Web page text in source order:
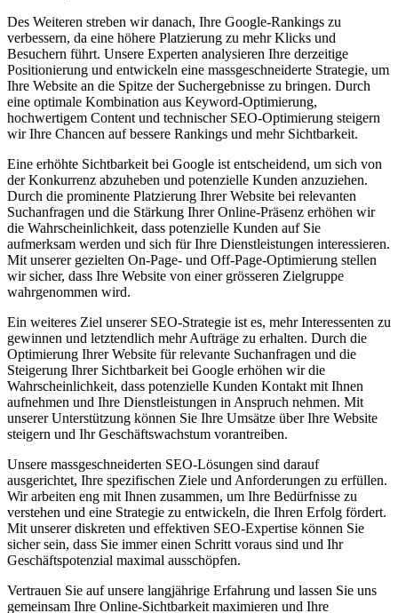
Des Weiteren streben wir danach, Ihre Google-Rankings zu
verbessern, da eine höhere Platzierung zu mehr Klicks und
Besuchern führt. Unsere Experten analysieren Ihre derzeitige
Positionierung und entwickeln eine massgeschneiderte Strategie, um
Ihre Website an die Spitze der Suchergebnisse zu bringen. Durch
eine optimale Kombination aus Keyword-Optimierung,
hochwertigem Content und technischer SEO-Optimierung steigern
wir Ihre Chancen auf bessere Rankings und mehr Sichtbarkeit.
Eine erhöhte Sichtbarkeit bei Google ist entscheidend, um sich von
der Konkurrenz abzuheben und potenzielle Kunden anzuziehen.
Durch die prominente Platzierung Ihrer Website bei relevanten
Suchanfragen und die Stärkung Ihrer Online-Präsenz erhöhen wir
die Wahrscheinlichkeit, dass potenzielle Kunden auf Sie
aufmerksam werden und sich für Ihre Dienstleistungen interessieren.
Mit unserer gezielten On-Page- und Off-Page-Optimierung stellen
wir sicher, dass Ihre Website von einer grösseren Zielgruppe
wahrgenommen wird.
Ein weiteres Ziel unserer SEO-Strategie ist es, mehr Interessenten zu
gewinnen und letztendlich mehr Aufträge zu erhalten. Durch die
Optimierung Ihrer Website für relevante Suchanfragen und die
Steigerung Ihrer Sichtbarkeit bei Google erhöhen wir die
Wahrscheinlichkeit, dass potenzielle Kunden Kontakt mit Ihnen
aufnehmen und Ihre Dienstleistungen in Anspruch nehmen. Mit
unserer Unterstützung können Sie Ihre Umsätze über Ihre Website
steigern und Ihr Geschäftswachstum vorantreiben.
Unsere massgeschneiderten SEO-Lösungen sind darauf
ausgerichtet, Ihre spezifischen Ziele und Anforderungen zu erfüllen.
Wir arbeiten eng mit Ihnen zusammen, um Ihre Bedürfnisse zu
verstehen und eine Strategie zu entwickeln, die Ihren Erfolg fördert.
Mit unserer diskreten und effektiven SEO-Expertise können Sie
sicher sein, dass Sie immer einen Schritt voraus sind und Ihr
Geschäftspotenzial maximal ausschöpfen.
Vertrauen Sie auf unsere langjährige Erfahrung und lassen Sie uns
gemeinsam Ihre Online-Sichtbarkeit maximieren und Ihre